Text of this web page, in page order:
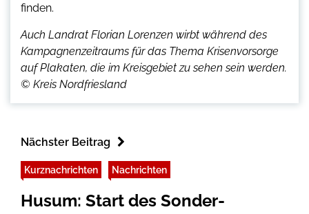
finden.
Auch Landrat Florian Lorenzen wirbt während des
Kampagnenzeitraums für das Thema Krisenvorsorge
auf Plakaten, die im Kreisgebiet zu sehen sein werden.
© Kreis Nordfriesland
Nächster Beitrag
Kurznachrichten Nachrichten
Husum: Start des Sonder-